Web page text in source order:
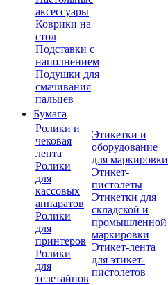
аксессуары
Коврики на
стол
Подставки с
наполнением
Подушки для
смачивания
пальцев
Бумага
Ролики и
чековая
лента
Ролики
для
кассовых
аппаратов
Ролики
для
принтеров
Ролики
для
телетайпов
Этикетки и
оборудование
для маркировки
Этикет-
пистолеты
Этикетки для
складской и
промышленной
маркировки
Этикет-лента
для этикет-
пистолетов